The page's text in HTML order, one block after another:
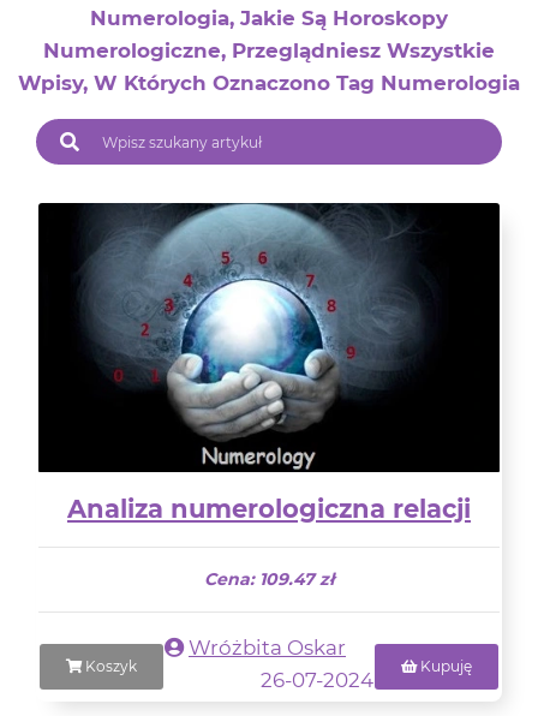
Numerologia, Jakie Są Horoskopy
Numerologiczne, Przeglądniesz Wszystkie
Wpisy, W Których Oznaczono Tag Numerologia
Analiza numerologiczna relacji
Cena: 109.47 zł
Koszyk Kupuję
Wróżbita Oskar
26-07-2024